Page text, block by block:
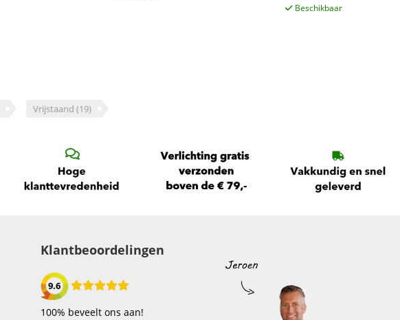
Beschikbaar
Vrijstaand (19)
Klantbeoordelingen
9.6
100% beveelt ons aan!